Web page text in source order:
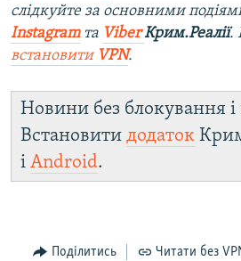
слідкуйте за основними
Instagramта ViberКрим.Реалії.
встановити VPN.
Новини без блокування і
Встановити додаток
і Android.
Поділитись Читати без